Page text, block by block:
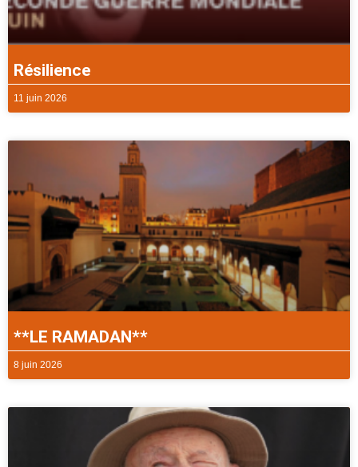
Résilience
11 juin 2026
**LE RAMADAN**
8 juin 2026